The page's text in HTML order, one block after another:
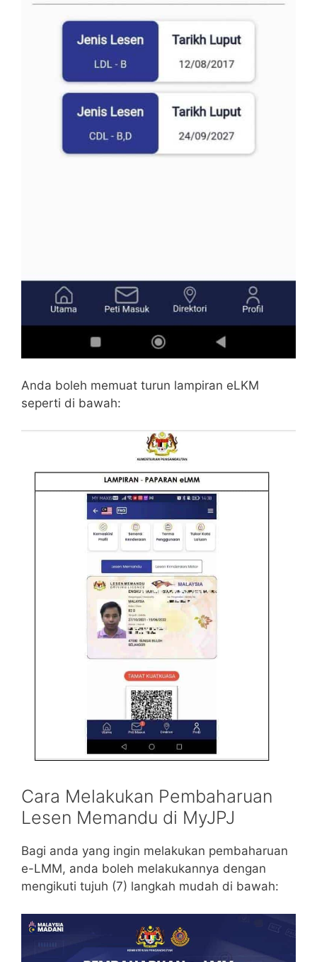
Anda boleh memuat turun lampiran eLKM
seperti di bawah:
Cara Melakukan Pembaharuan
Lesen Memandu di MyJPJ
Bagi anda yang ingin melakukan pembaharuan
e-LMM, anda boleh melakukannya dengan
mengikuti tujuh (7) langkah mudah di bawah: